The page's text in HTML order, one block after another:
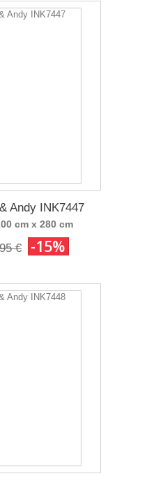
Andy INK7447
cm x 280 cm
€ -15%